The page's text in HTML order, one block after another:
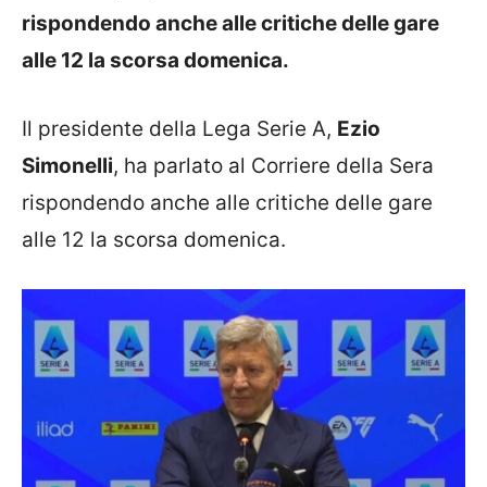
rispondendo anche alle critiche delle gare
alle 12 la scorsa domenica.
Il presidente della Lega Serie A, Ezio
Simonelli, ha parlato al Corriere della Sera
rispondendo anche alle critiche delle gare
alle 12 la scorsa domenica.